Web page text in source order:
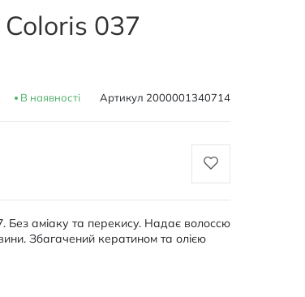
037
В наявності Артикул 2000001340714
Без аміаку та перекису. Надає волоссю
Збагачений кератином та олією